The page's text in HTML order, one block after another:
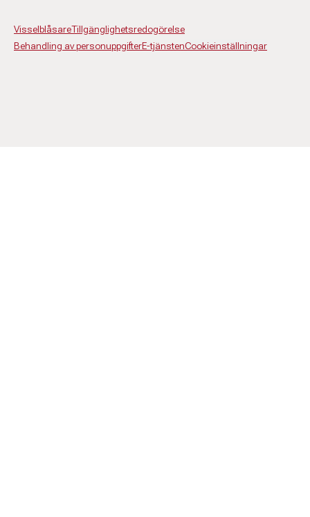
VisselblåsareTillgänglighetsredogörelse
Behandling av personuppgifterE-tjänstenCookieinställningar